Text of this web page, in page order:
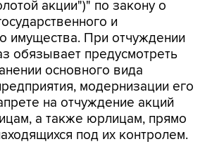
акции")" по закону о
и
имущества. При отчуждении
обязывает предусмотреть
основного вида
модернизации его
на отчуждение акций
а также юрлицам, прямо
под их контролем.